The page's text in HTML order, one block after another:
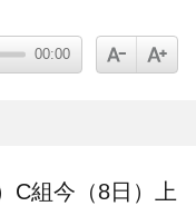
00:00
C組今（8日）上